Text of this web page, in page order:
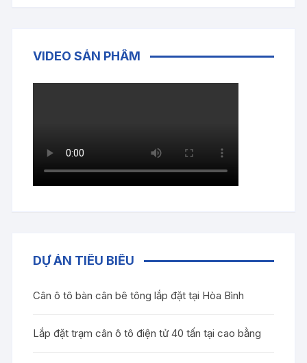
VIDEO SẢN PHẨM
DỰ ÁN TIÊU BIỂU
Cân ô tô bàn cân bê tông lắp đặt tại Hòa Bình
Lắp đặt trạm cân ô tô điện tử 40 tấn tại cao bằng